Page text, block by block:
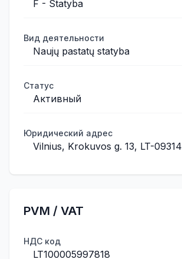
F - Statyba
Вид деятельности
Naujų pastatų statyba
Статус
Активный
Юридический адрес
Vilnius, Krokuvos g. 13, LT-09314
PVM / VAT
НДС код
LT100005997818